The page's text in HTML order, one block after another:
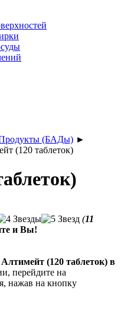
(БАДы) ►
(120 таблеток)
(11
и Вы!
(120 таблеток) в
перейдите на
нажав на кнопку